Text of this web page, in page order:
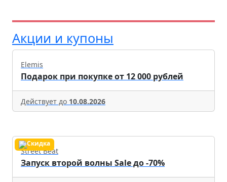
Акции и купоны
Elemis
Подарок при покупке от 12 000 рублей
Действует до 10.08.2026
Street Beat
Запуск второй волны Sale до -70%